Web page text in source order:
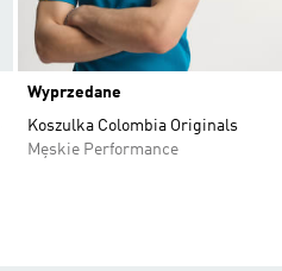
Wyprzedane
Koszulka Colombia Originals
Męskie Performance